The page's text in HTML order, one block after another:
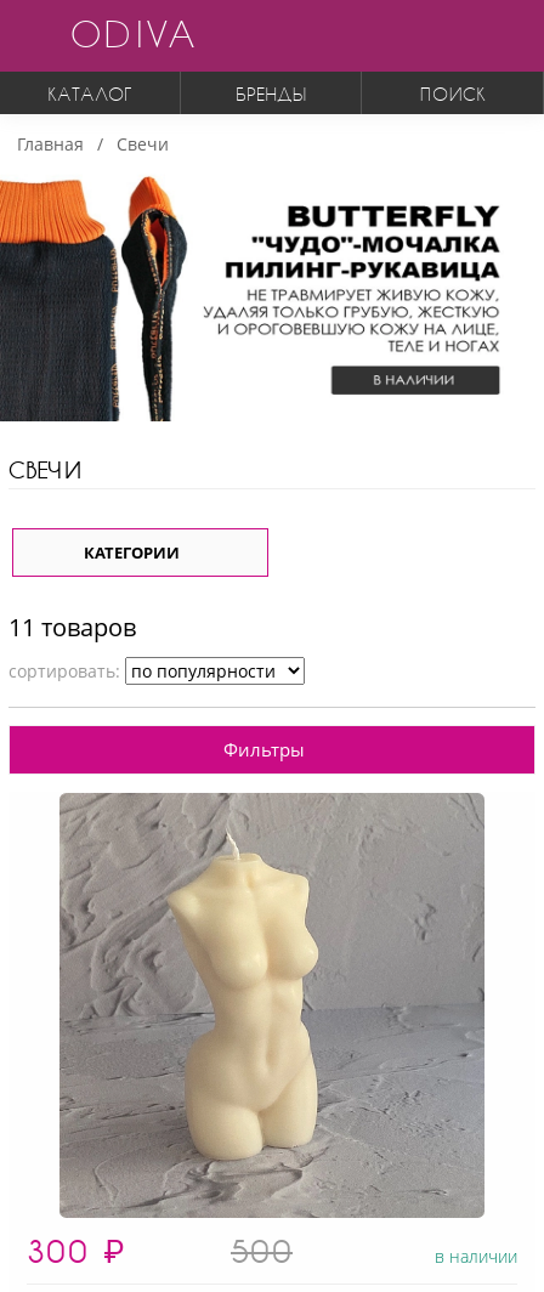
ODIVA
КАТАЛОГ БРЕНДЫ ПОИСК
Главная Свечи
СВЕЧИ
КАТЕГОРИИ
11 товаров
cортировать:
Фильтры
300 ₽ 500 в наличии